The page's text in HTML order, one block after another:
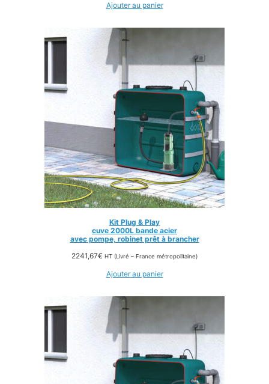
Ajouter au panier
Kit Plug & Play
cuve 2000L bande acier
avec pompe, robinet prêt à brancher
2241,67€ HT (Livré – France métropolitaine)
Ajouter au panier